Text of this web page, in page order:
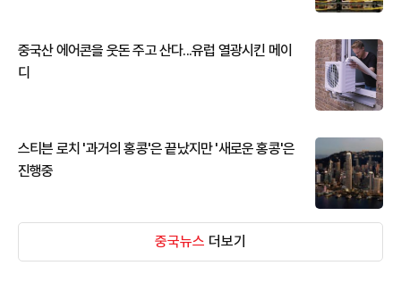
중국산 에어콘을 웃돈 주고 산다...유럽 열광시킨 메이
디
스티븐 로치 '과거의 홍콩'은 끝났지만 '새로운 홍콩'은
진행중
중국뉴스 더보기